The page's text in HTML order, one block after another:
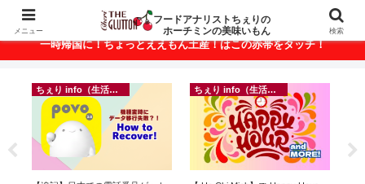
ベトナム・ホーチミンの美味いもんが満載！
一時帰国に！ちょっとええもん土産！はこの赤帯をタッチ！
フランス料理
メニュー
フードアナリストちぇりの
ホーチミンの美味いもん
検索